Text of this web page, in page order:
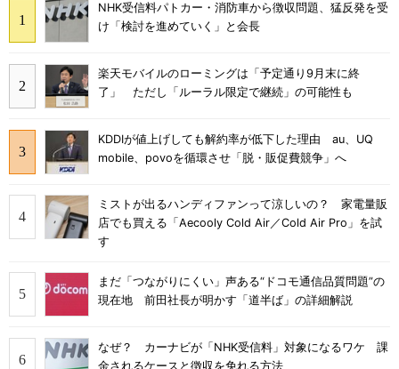
NHK受信料パトカー・消防車から徴収問題、猛反発を受
け「検討を進めていく」と会長
楽天モバイルのローミングは「予定通り9月末に終
了」 ただし「ルーラル限定で継続」の可能性も
KDDIが値上げしても解約率が低下した理由 au、UQ
mobile、povoを循環させ「脱・販促費競争」へ
ミストが出るハンディファンって涼しいの？ 家電量販
店でも買える「Aecooly Cold Air／Cold Air Pro」を試
す
まだ「つながりにくい」声ある“ドコモ通信品質問題”の
現在地 前田社長が明かす「道半ば」の詳細解説
なぜ？ カーナビが「NHK受信料」対象になるワケ 課
金されるケースと徴収を免れる方法